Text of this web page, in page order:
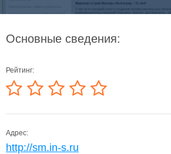
Основные сведения:
Рейтинг:
Адрес:
http://sm.in-s.ru